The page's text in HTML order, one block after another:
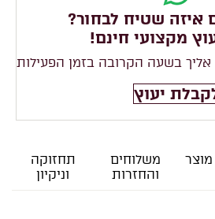
איזה שטיח לבחור?
מקצועי חינם!
אליך בשעה הקרובה בזמן הפעילות
יעוץ
מוצר
משלוחים
והחזרות
תחזוקה
וניקיון